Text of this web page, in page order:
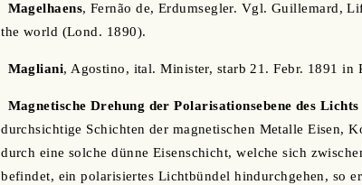
Magelhaens, Fernão de, Erdumsegler. Vgl. Guillemard,
the world (Lond. 1890).
Magliani, Agostino, ital. Minister, starb 21. Febr. 1891 in
Magnetische Drehung der Polarisationsebene des Lichts
durchsichtige Schichten der magnetischen Metalle Eisen,
durch eine solche dünne Eisenschicht, welche sich
befindet, ein polarisiertes Lichtbündel hindurchgehen, so